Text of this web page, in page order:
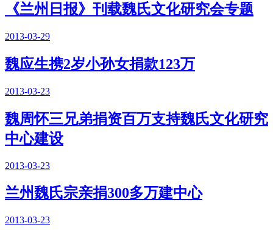
《兰州日报》刊载魏氏文化研究会专题
2013-03-29
魏应生携2岁小孙女捐款123万
2013-03-23
魏周怀三兄弟捐资百万支持魏氏文化研究
中心建设
2013-03-23
兰州魏氏宗亲捐300多万建中心
2013-03-23